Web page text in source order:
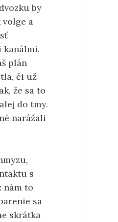
by
volge a
kanálmi.
plán
či už
že sa to
do tmy.
narážali
s
nám to
sa
skrátka